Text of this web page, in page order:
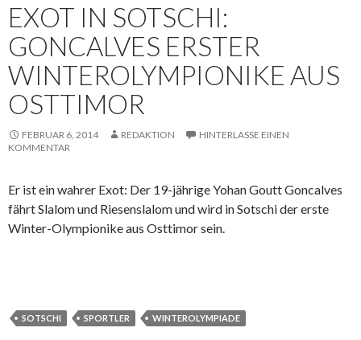
EXOT IN SOTSCHI:
GONCALVES ERSTER
WINTEROLYMPIONIKE AUS
OSTTIMOR
FEBRUAR 6, 2014 REDAKTION
HINTERLASSE EINEN
KOMMENTAR
Er ist ein wahrer Exot: Der 19-jährige Yohan Goutt Goncalves
fährt Slalom und Riesenslalom und wird in Sotschi der erste
Winter-Olympionike aus Osttimor sein.
SOTSCHI SPORTLER WINTEROLYMPIADE